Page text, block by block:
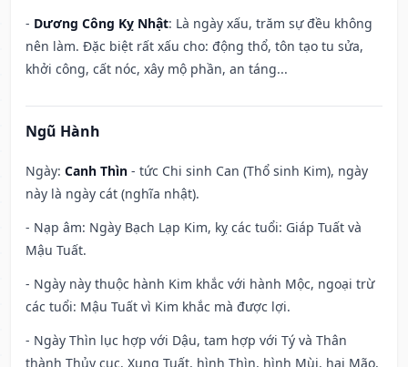
- Dương Công Kỵ Nhật: Là ngày xấu, trăm sự đều không
nên làm. Đặc biệt rất xấu cho: động thổ, tôn tạo tu sửa,
khởi công, cất nóc, xây mộ phần, an táng...
Ngũ Hành
Ngày: Canh Thìn - tức Chi sinh Can (Thổ sinh Kim), ngày
này là ngày cát (nghĩa nhật).
- Nạp âm: Ngày Bạch Lạp Kim, kỵ các tuổi: Giáp Tuất và
Mậu Tuất.
- Ngày này thuộc hành Kim khắc với hành Mộc, ngoại trừ
các tuổi: Mậu Tuất vì Kim khắc mà được lợi.
- Ngày Thìn lục hợp với Dậu, tam hợp với Tý và Thân
thành Thủy cục. Xung Tuất, hình Thìn, hình Mùi, hại Mão,